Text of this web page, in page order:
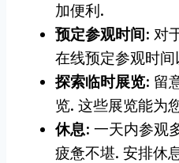
加便利.
预定参观时间: 对
在线预定参观时
探索临时展览: 留
览. 这些展览能为
休息: 一天内参观
疲惫不堪. 安排休